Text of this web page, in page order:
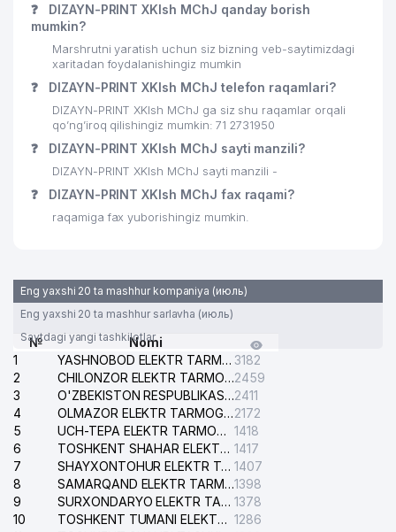
❓
DIZAYN-PRINT XKIsh MChJ qanday borish
mumkin?
Marshrutni yaratish uchun siz bizning veb-saytimizdagi
xaritadan foydalanishingiz mumkin
❓ DIZAYN-PRINT XKIsh MChJ telefon raqamlari?
DIZAYN-PRINT XKIsh MChJ ga siz shu raqamlar orqali
qo’ng’iroq qilishingiz mumkin: 71 2731950
❓ DIZAYN-PRINT XKIsh MChJ sayti manzili?
DIZAYN-PRINT XKIsh MChJ sayti manzili -
❓ DIZAYN-PRINT XKIsh MChJ fax raqami?
raqamiga fax yuborishingiz mumkin.
Eng yaxshi 20 ta mashhur kompaniya (июль)
Eng yaxshi 20 ta mashhur sarlavha (июль)
Saytdagi yangi tashkilotlar
№
Nomi
1
YASHNOBOD ELEKTR TARMOG'I NOSOZLIKLARI XIZMATI 3182
2
CHILONZOR ELEKTR TARMOG'I NOSOZLIK XIZMATI2459
3
O'ZBEKISTON RESPUBLIKASI BOSH PROKURATURASI ISHONCH TELEFONI2411
4
OLMAZOR ELEKTR TARMOG'I NOSOZLIKLARI XIZMATI2172
5
UCH-TEPA ELEKTR TARMOG'I NOSOZLIKLARI XIZMATI 1418
6
TOSHKENT SHAHAR ELEKTR TARMOQLARI KORXONASI AJ 1417
7
SHAYXONTOHUR ELEKTR TARMOG'I NOSOZLIKLARINI TUZATISH XIZMATI 1407
8
SAMARQAND ELEKTR TARMOQLARI AJ1398
9
SURXONDARYO ELEKTR TARMOQLARI AJ 1378
10
TOSHKENT TUMANI ELEKTR TARMOG'I AVARIYA XIZMATI 1286